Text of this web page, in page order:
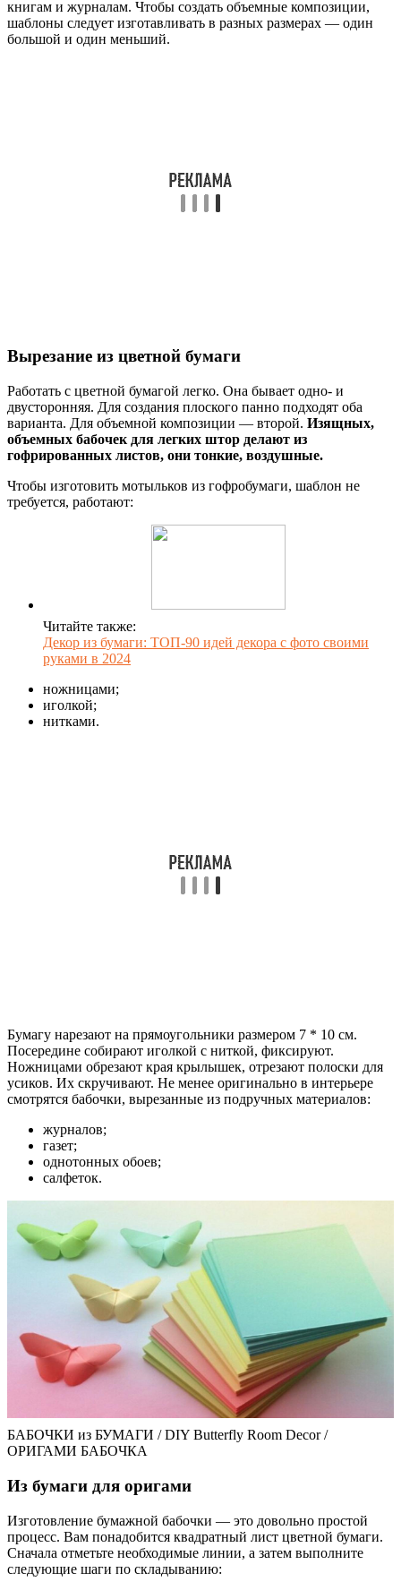
книгам и журналам. Чтобы создать объемные композиции,
шаблоны следует изготавливать в разных размерах — один
большой и один меньший.
Вырезание из цветной бумаги
Работать с цветной бумагой легко. Она бывает одно- и
двусторонняя. Для создания плоского панно подходят оба
варианта. Для объемной композиции — второй. Изящных,
объемных бабочек для легких штор делают из
гофрированных листов, они тонкие, воздушные.
Чтобы изготовить мотыльков из гофробумаги, шаблон не
требуется, работают:
Читайте также:
Декор из бумаги: ТОП-90 идей декора с фото своими
руками в 2024
ножницами;
иголкой;
нитками.
Бумагу нарезают на прямоугольники размером 7 * 10 см.
Посередине собирают иголкой с ниткой, фиксируют.
Ножницами обрезают края крылышек, отрезают полоски для
усиков. Их скручивают. Не менее оригинально в интерьере
смотрятся бабочки, вырезанные из подручных материалов:
журналов;
газет;
однотонных обоев;
салфеток.
БАБОЧКИ из БУМАГИ / DIY Butterfly Room Decor /
ОРИГАМИ БАБОЧКА
Из бумаги для оригами
Изготовление бумажной бабочки — это довольно простой
процесс. Вам понадобится квадратный лист цветной бумаги.
Сначала отметьте необходимые линии, а затем выполните
следующие шаги по складыванию: